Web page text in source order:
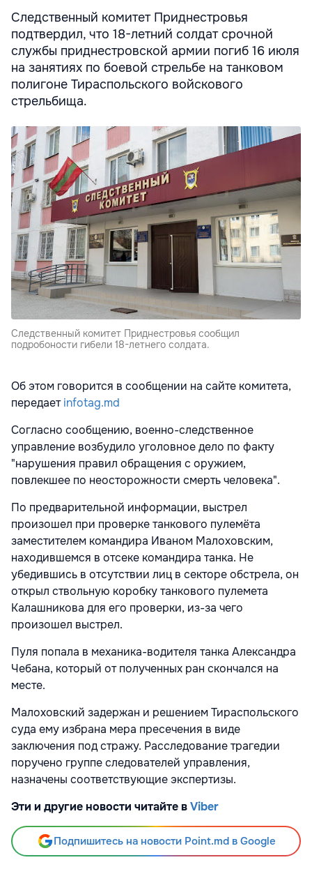
Следственный комитет Приднестровья
подтвердил, что 18-летний солдат срочной
службы приднестровской армии погиб 16 июля
на занятиях по боевой стрельбе на танковом
полигоне Тираспольского войскового
стрельбища.
Следственный комитет Приднестровья сообщил
подробоности гибели 18-летнего солдата.
Об этом говорится в сообщении на сайте комитета,
передаетinfotag.md
Согласно сообщению, военно-следственное
управление возбудило уголовное дело по факту
"нарушения правил обращения с оружием,
повлекшее по неосторожности смерть человека".
По предварительной информации, выстрел
произошел при проверке танкового пулемёта
заместителем командира Иваном Малоховским,
находившемся в отсеке командира танка. Не
убедившись в отсутствии лиц в секторе обстрела, он
открыл ствольную коробку танкового пулемета
Калашникова для его проверки, из-за чего
произошел выстрел.
Пуля попала в механика-водителя танка Александра
Чебана, который от полученных ран скончался на
месте.
Малоховский задержан и решением Тираспольского
суда ему избрана мера пресечения в виде
заключения под стражу. Расследование трагедии
поручено группе следователей управления,
назначены соответствующие экспертизы.
Эти и другие новости читайте вViber
Подпишитесь на новости Point.md в Google